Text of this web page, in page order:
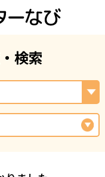
検索